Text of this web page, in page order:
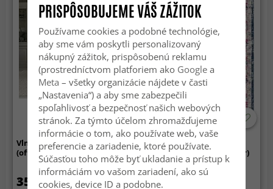
Vlnený koberec - Cartmel
(offwhite)
35.99 €
Koberec Wilton - Bouhjar
(modrá/růžová/multicolor)
44.99 €
PRISPÔSOBUJEME VÁŠ ZÁŽITOK
Používame cookies a podobné technológie,
aby sme vám poskytli personalizovaný
nákupný zážitok, prispôsobenú reklamu
(prostredníctvom platforiem ako Googlea
Meta – všetky organizácie nájdete v časti
„Nastavenia“) a aby sme zabezpečili
spoľahlivosť a bezpečnosť našich webových
stránok. Za týmto účelom zhromažďujeme
informácie o tom, ako používate web, vaše
preferencie a zariadenie, ktoré používate.
Súčasťou toho môže byť ukladanie a prístup k
informáciám vo vašom zariadení, ako sú
cookies, device ID a podobne.